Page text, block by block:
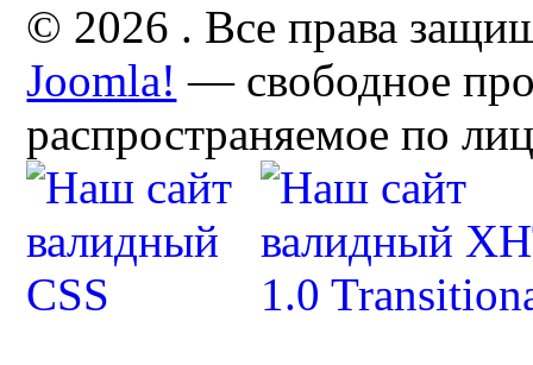
© 2026 . Все права
Joomla! — свободное
распространяемое по